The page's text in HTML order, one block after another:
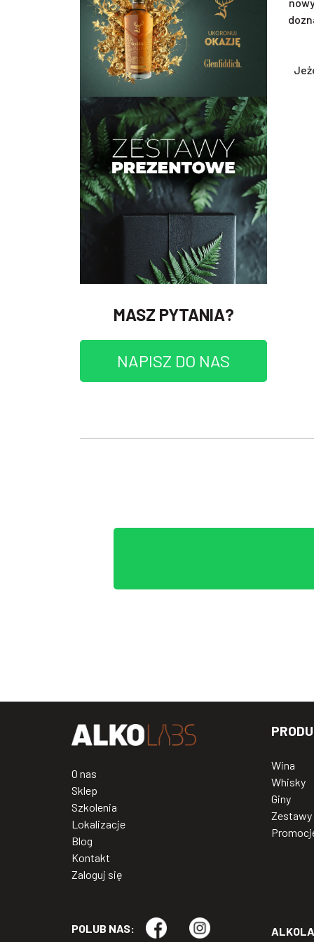
MASZ PYTANIA?
NAPISZ DO NAS
O nas
Sklep
Szkolenia
Lokalizacje
Blog
Kontakt
Zaloguj się
POLUB NAS:
Wina
Whisky
Giny
Zestawy